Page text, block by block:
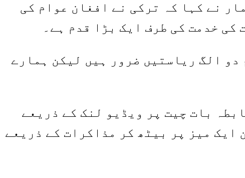
نے کہا کہ ترکی نے افغان عوام کی
کی خدمت کی طرف ایک بڑا قدم ہے۔
الگ ریاستیں ضرور ہیں لیکن ہمارے
بات چیت پر ویڈیو لنک کے ذریعے
ایک میز پر بیٹھ کر مذاکرات کے ذریعے